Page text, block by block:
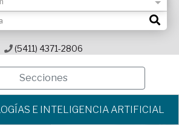
(5411) 4371-2806
Secciones
E INTELIGENCIA ARTIFICIAL